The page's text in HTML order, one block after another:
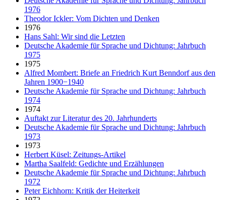
1976
Theodor Ickler: Vom Dichten und Denken
1976
Hans Sahl: Wir sind die Letzten
Deutsche Akademie für Sprache und Dichtung: Jahrbuch
1975
1975
Alfred Mombert: Briefe an Friedrich Kurt Benndorf aus den
Jahren 1900−1940
Deutsche Akademie für Sprache und Dichtung: Jahrbuch
1974
1974
Auftakt zur Literatur des 20. Jahrhunderts
Deutsche Akademie für Sprache und Dichtung: Jahrbuch
1973
1973
Herbert Küsel: Zeitungs-Artikel
Martha Saalfeld: Gedichte und Erzählungen
Deutsche Akademie für Sprache und Dichtung: Jahrbuch
1972
Peter Eichhorn: Kritik der Heiterkeit